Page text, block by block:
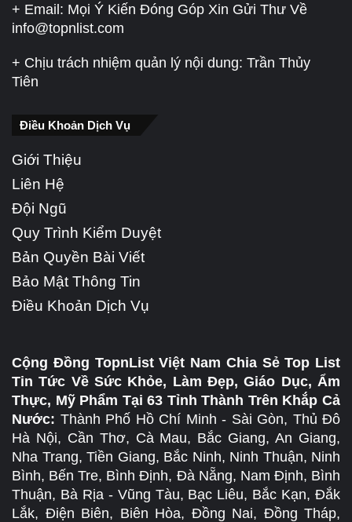
+ Email: Mọi Ý Kiến Đóng Góp Xin Gửi Thư Về
info@topnlist.com
+ Chịu trách nhiệm quản lý nội dung: Trần Thủy
Tiên
Điều Khoản Dịch Vụ
Giới Thiệu
Liên Hệ
Đội Ngũ
Quy Trình Kiểm Duyệt
Bản Quyền Bài Viết
Bảo Mật Thông Tin
Điều Khoản Dịch Vụ
Cộng Đồng TopnList Việt Nam Chia Sẻ Top List
Tin Tức Về Sức Khỏe, Làm Đẹp, Giáo Dục, Ẩm
Thực, Mỹ Phẩm Tại 63 Tỉnh Thành Trên Khắp Cả
Nước: Thành Phố Hồ Chí Minh - Sài Gòn, Thủ Đô
Hà Nội, Cần Thơ, Cà Mau, Bắc Giang, An Giang,
Nha Trang, Tiền Giang, Bắc Ninh, Ninh Thuận, Ninh
Bình, Bến Tre, Bình Định, Đà Nẵng, Nam Định, Bình
Thuận, Bà Rịa - Vũng Tàu, Bạc Liêu, Bắc Kạn, Đắk
Lắk, Điện Biên, Biên Hòa, Đồng Nai, Đồng Tháp,